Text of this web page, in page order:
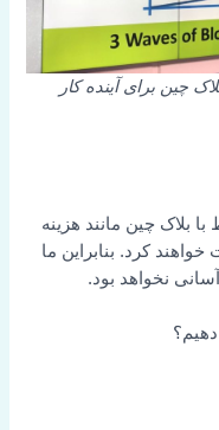
چین برای آینده کار
بلاک چین مانند هزینه
کرد. بنابراین ما
نخواهد بود.